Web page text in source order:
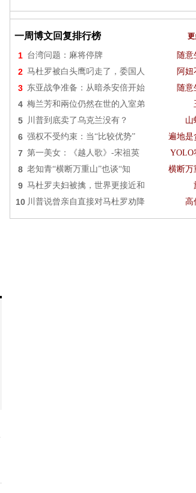
一周博文回复排行榜
1 台湾问题：麻将停牌 随意
2 马杜罗被白头鹰叼走了，委国人 阿妞
3 东亚战争准备：从暗杀安倍开始 随意
4 梅兰芳和兩位仍然在世的入室弟
5 川普到底卖了乌克兰没有？ 山
6 强权不受约束：当“比较优势” 遍地是
7 第一美女：《越人歌》-宋祖英 YOLO
8 老知青“横断万重山”也谈“知 横断万
9 马杜罗夫妇被擒，世界更接近和
10 川普说曾亲自直接对马杜罗劝降 高